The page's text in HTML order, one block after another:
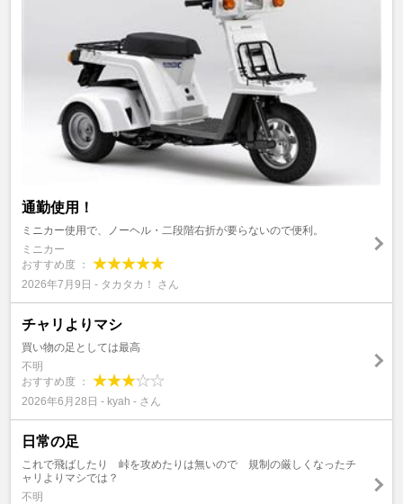
通勤使用！
ミニカー使用で、ノーヘル・二段階右折が要らないので便利。
ミニカー
おすすめ度 ：
2026年7月9日 - タカタカ！ さん
チャリよりマシ
買い物の足としては最高
不明
おすすめ度 ：
2026年6月28日 - kyah - さん
日常の足
これで飛ばしたり 峠を攻めたりは無いので 規制の厳しくなったチ
ャリよりマシでは？
不明